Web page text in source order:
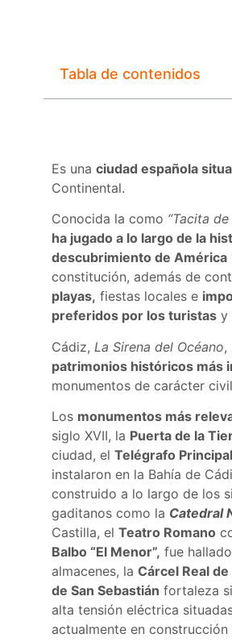
Tabla de contenidos
Es una ciudad española
Continental.
Conocida la como “Tacita de
ha jugado a lo largo de la
descubrimiento de América
constitución, además de
playas, fiestas locales e
preferidos por los turistasy
Cádiz, La Sirena del Océano,
patrimonios históricos más
monumentos de carácter
Los monumentos más
siglo XVII, la Puerta de la
ciudad, el Telégrafo Principal
instalaron en la Bahía de
construido a lo largo de los
gaditanos como la Catedral
Castilla, el Teatro Romano
Balbo “El Menor”, fue
almacenes, la Cárcel Real de
de San Sebastián fortaleza
alta tensión eléctrica
actualmente en